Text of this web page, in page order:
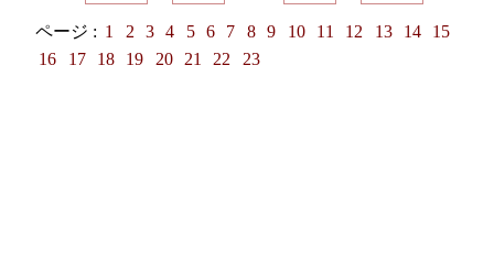
ページ : 1 2 3 4 5 6 7 8 9 10 11 12 13 14
15
16
17 18 19 20 21 22 23